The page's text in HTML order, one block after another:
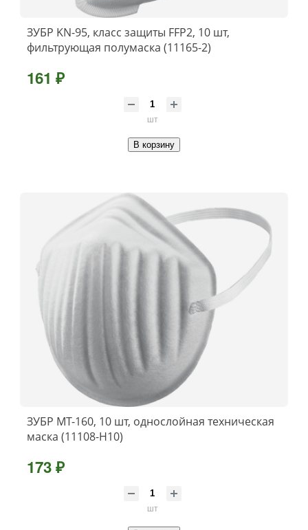
ЗУБР KN-95, класс защиты FFP2, 10 шт,
фильтрующая полумаска (11165-2)
161 ₽
шт
В корзину
ЗУБР МТ-160, 10 шт, однослойная техническая
маска (11108-H10)
173 ₽
шт